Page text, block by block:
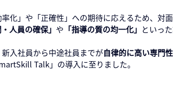
化」や「正確性」への期待に応えるため、
人員の確保」 や 「指導の質の均一化」 といっ
入社員から中途社員までが自律的に高い専門
Talk」の導入に至りました。